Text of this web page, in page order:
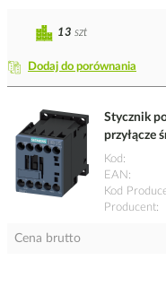
Dodaj do porównania
13 szt
Stycznik
przyłącze
Kod
EAN
Kod
Producent
Cena brutto